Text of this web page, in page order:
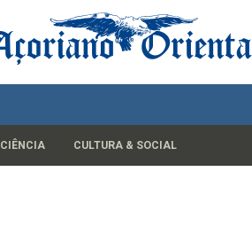
CIÊNCIA CULTURA & SOCIAL